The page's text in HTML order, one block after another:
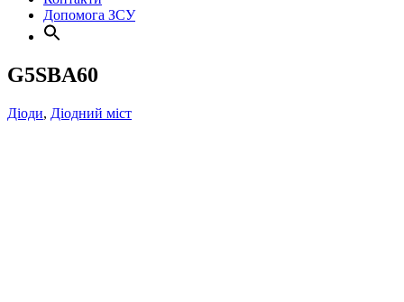
Допомога ЗСУ
G5SBA60
Діоди, Діодний міст